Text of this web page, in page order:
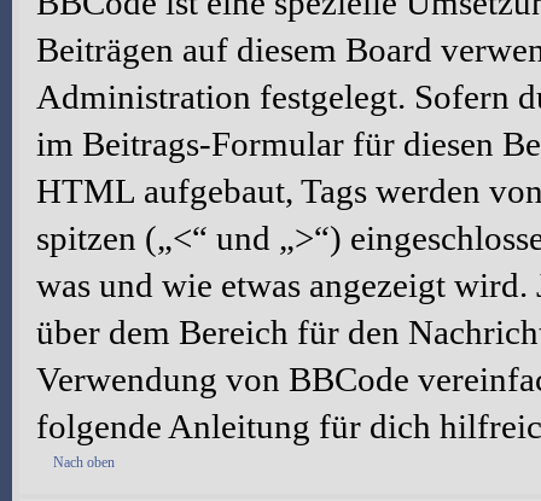
Beiträgen auf diesem Board
Administration festgelegt. Sofern
im Beitrags-Formular für diesen
HTML aufgebaut, Tags werden
spitzen („<“ und „>“)
was und wie etwas angezeigt
über dem Bereich für den
Verwendung von BBCode
folgende Anleitung für dich
Nach oben